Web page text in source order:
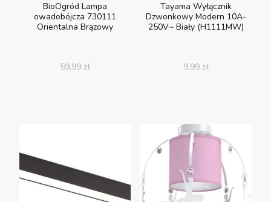
BioOgród Lampa
owadobójcza 730111
Orientalna Brązowy
59,99 zł
Tayama Wyłącznik
Dzwonkowy Modern 10A-
250V~ Biały (H1111MW)
9,99 zł